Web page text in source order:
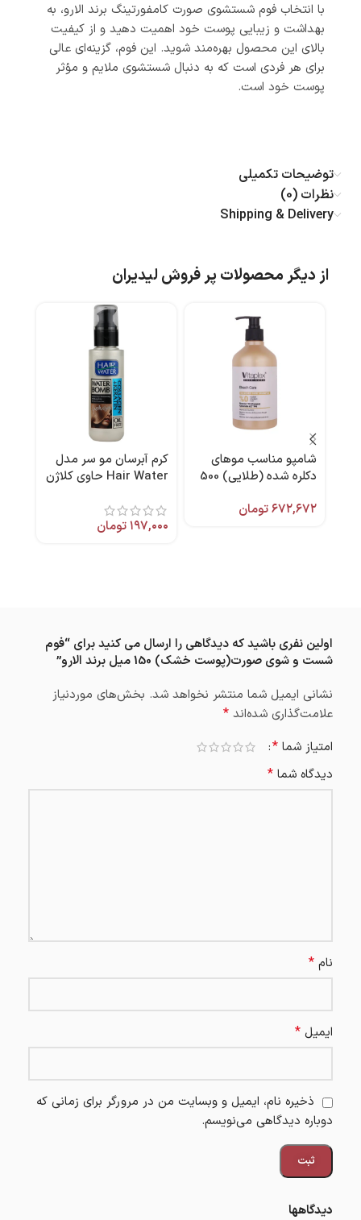
با انتخاب فوم شستشوی صورت کامفورتینگ برند الارو، به
بهداشت و زیبایی پوست خود اهمیت دهید و از کیفیت
بالای این محصول بهره‌مند شوید. این فوم، گزینه‌ای عالی
برای هر فردی است که به دنبال شستشوی ملایم و مؤثر
پوست خود است.
توضیحات تکمیلی
نظرات (0)
Shipping & Delivery
از دیگر محصولات پر فروش لیدیران
شامپو مناسب موهای
دکلره شده (طلایی) 500
۶۷۲,۶۷۲تومان
کرم آبرسان مو سر مدل
Hair Water حاوی کلاژن
کامان
۱۹۷,۰۰۰تومان
دیدگاهها
اولین نفری باشید که دیدگاهی را ارسال می کنید برای “فوم
شست و شوی صورت(پوست خشک) 150 میل برند الارو”
نشانی ایمیل شما منتشر نخواهد شد. بخش‌های موردنیاز
علامت‌گذاری شده‌اند *
امتیاز شما *
دیدگاه شما *
نام *
ایمیل *
ذخیره نام، ایمیل و وبسایت من در مرورگر برای زمانی که
دوباره دیدگاهی می‌نویسم.